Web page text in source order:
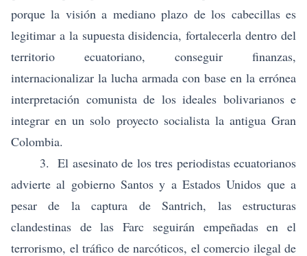
porque la visión a mediano plazo de los cabecillas es
legitimar a la supuesta disidencia, fortalecerla dentro del
territorio ecuatoriano, conseguir finanzas,
internacionalizar la lucha armada con base en la errónea
interpretación comunista de los ideales bolivarianos e
integrar en un solo proyecto socialista la antigua Gran
Colombia.
3. El asesinato de los tres periodistas ecuatorianos
advierte al gobierno Santos y a Estados Unidos que a
pesar de la captura de Santrich, las estructuras
clandestinas de las Farc seguirán empeñadas en el
terrorismo, el tráfico de narcóticos, el comercio ilegal de